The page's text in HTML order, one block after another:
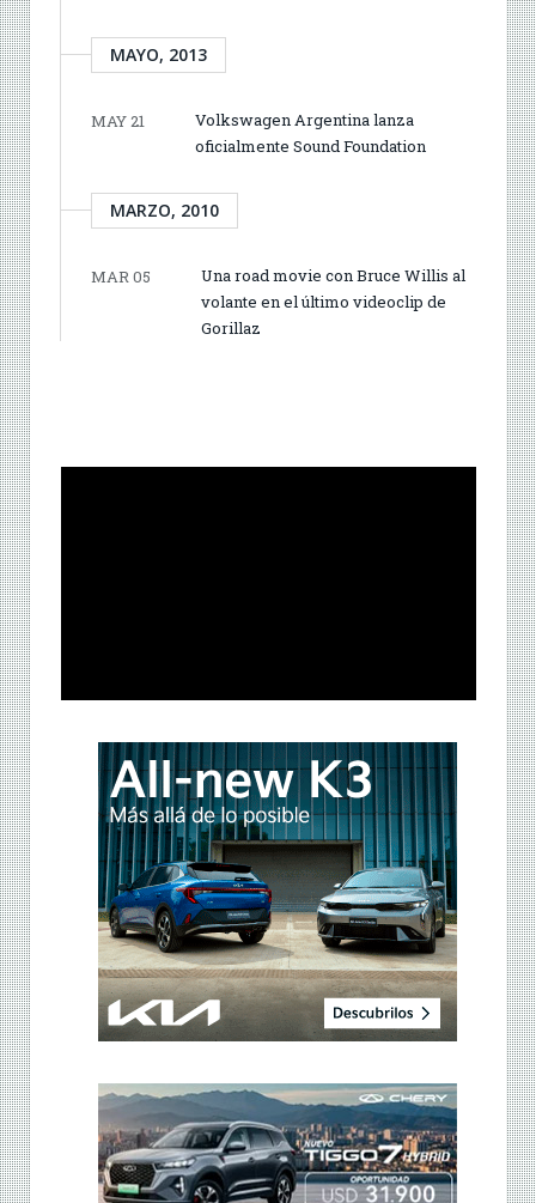
MAYO, 2013
MAY 21
Volkswagen Argentina lanza
oficialmente Sound Foundation
MARZO, 2010
MAR 05
Una road movie con Bruce Willis al
volante en el último videoclip de
Gorillaz